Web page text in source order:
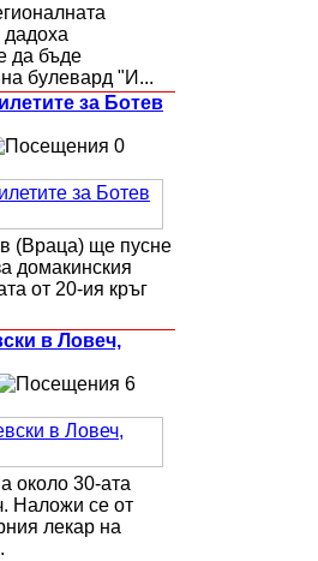
дадоха
да бъде
булевард "И...
за Ботев
0
(Враца) ще пусне
домакинския
от 20-ия кръг
в Ловеч,
6
около 30-ата
Наложи се от
лекар на